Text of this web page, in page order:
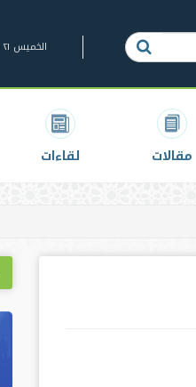
الخميس ٢١ / صفر / ١٤٤٨
مقالات لقاءات